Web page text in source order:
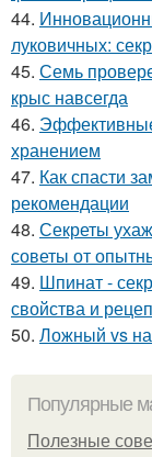
44.
луковичных:
45. Семь
крыс навсегда
46.
хранением
47. Как спасти
рекомендации
48. Секреты
советы от
49. Шпинат -
свойства и
50. Ложный vs
Популярные
Полезные